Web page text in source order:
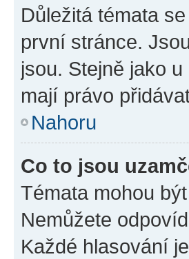
Důležitá témata
první stránce.
jsou. Stejně jako
mají právo
Nahoru
Co to jsou
Témata mohou
Nemůžete
Každé hlasování